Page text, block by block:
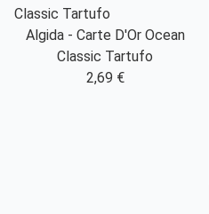
Algida - Carte D'Or Ocean
Classic Tartufo
2,69 €